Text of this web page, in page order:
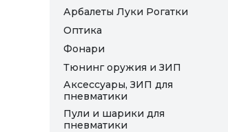
Арбалеты Луки Рогатки
Оптика
Фонари
Тюнинг оружия и ЗИП
Аксессуары, ЗИП для
пневматики
Пули и шарики для
пневматики